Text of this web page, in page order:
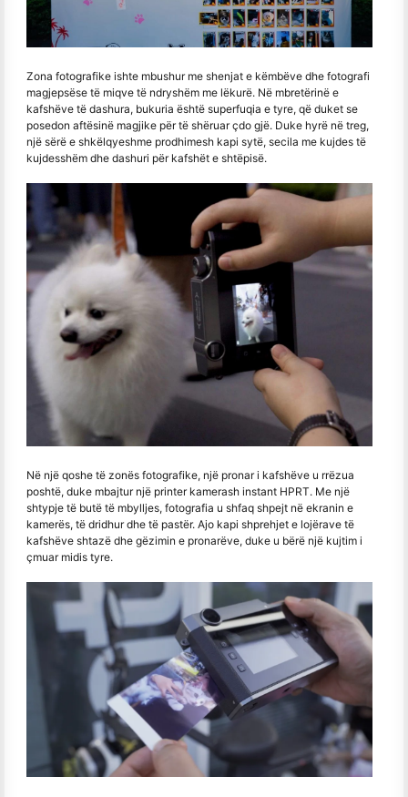
Zona fotografike ishte mbushur me shenjat e këmbëve dhe fotografi
magjepsëse të miqve të ndryshëm me lëkurë. Në mbretërinë e
kafshëve të dashura, bukuria është superfuqia e tyre, që duket se
posedon aftësinë magjike për të shëruar çdo gjë. Duke hyrë në treg,
një sërë e shkëlqyeshme prodhimesh kapi sytë, secila me kujdes të
kujdesshëm dhe dashuri për kafshët e shtëpisë.
Në një qoshe të zonës fotografike, një pronar i kafshëve u rrëzua
poshtë, duke mbajtur një printer kamerash instant HPRT. Me një
shtypje të butë të mbylljes, fotografia u shfaq shpejt në ekranin e
kamerës, të dridhur dhe të pastër. Ajo kapi shprehjet e lojërave të
kafshëve shtazë dhe gëzimin e pronarëve, duke u bërë një kujtim i
çmuar midis tyre.